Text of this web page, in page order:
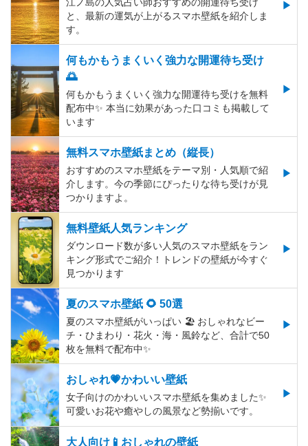
江ノ島の人気占い師おすすめの開運待ち受け
と、最新の運気が上がるスマホ壁紙を紹介しま
す。
何もかもうまくいく強力な開運待ち受け
🌅
何もかもうまくいく強力な開運待ち受けを無料
配布中✨️ 本当に効果があった口コミも掲載して
います
無料スマホ壁紙まとめ（縦長）
おすすめのスマホ壁紙をテーマ別・人気順で紹
介します。今の季節にぴったりな待ち受けが見
つかりますよ。
無料壁紙人気ランキング
ダウンロード数が多い人気のスマホ壁紙をラン
キング形式でご紹介！トレンドの壁紙が今すぐ
見つかります
夏のスマホ壁紙 🌻 50選
夏のスマホ壁紙がいっぱい 🏖 おしゃれなビー
チ・ひまわり・花火・海・風鈴など、合計で50
枚を無料で配布中✨
おしゃれ💗かわいい壁紙
女子向けのかわいいスマホ壁紙を集めました✨
可愛いお花や癒やしの風景など勢揃いです。
大人向け📱おしゃれの壁紙